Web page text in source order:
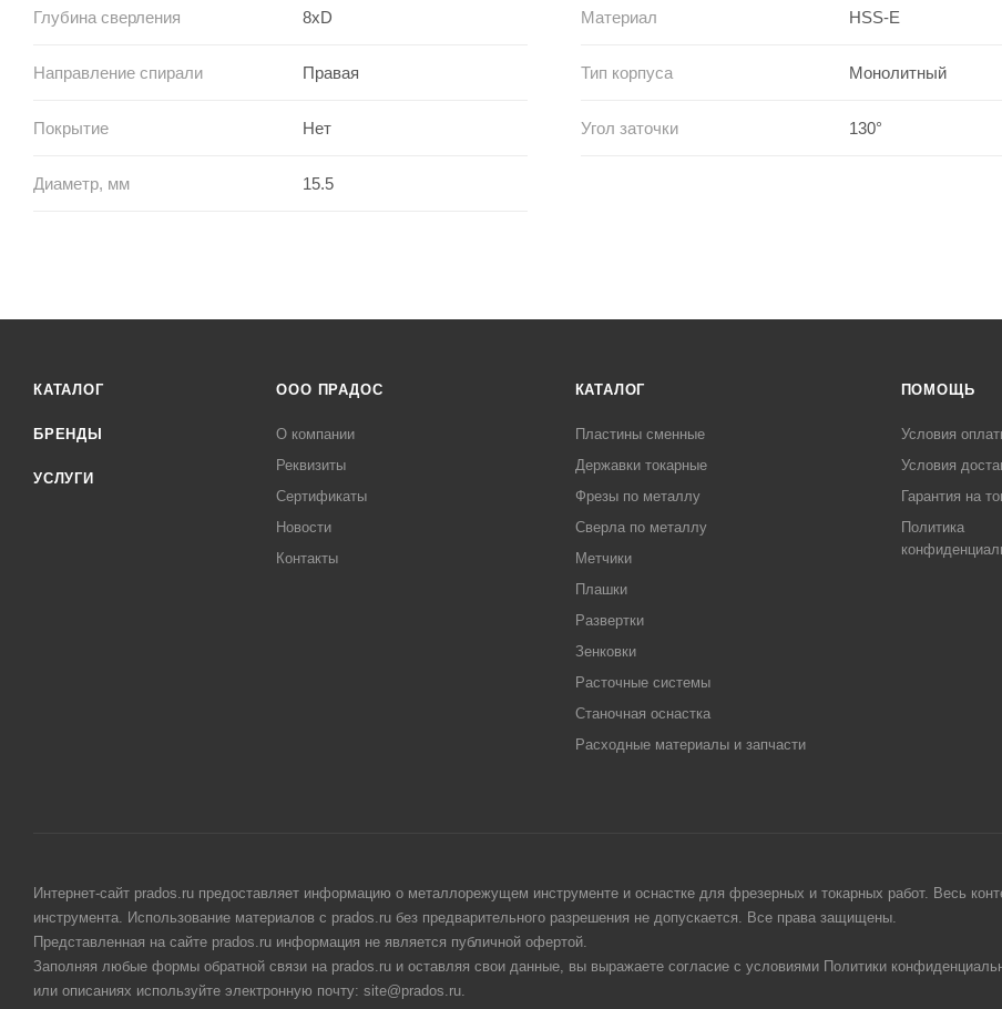
Глубина сверления 8xD Материал HSS-E
Направление спирали Правая Тип корпуса Монолитный
Покрытие Нет Угол заточки 130°
Диаметр, мм 15.5
КАТАЛОГ
БРЕНДЫ
УСЛУГИ
ООО ПРАДОС
О компании
Реквизиты
Сертификаты
Новости
Контакты
КАТАЛОГ
Пластины сменные
Державки токарные
Фрезы по металлу
Сверла по металлу
Метчики
Плашки
Развертки
Зенковки
Расточные системы
Станочная оснастка
Расходные материалы и запчасти
ПОМОЩЬ
Условия
Условия
Гарантия на
Политика
Интернет-сайт prados.ru предоставляет информацию о металлорежущем инструменте и оснастке для фрезерных и токарных работ. Весь
инструмента. Использование материалов с prados.ru без предварительного разрешения не допускается. Все права защищены.
Представленная на сайте prados.ru информация не является публичной офертой.
Заполняя любые формы обратной связи на prados.ru и оставляя свои данные, вы выражаете согласие с условиями Политики
или описаниях используйте электронную почту: site@prados.ru.